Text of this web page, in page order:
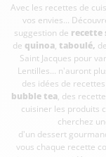
Avec les recettes de
vos envies...
suggestion de recette
de quinoa, taboulé, de
Saint Jacques pour
Lentilles... n'auront
des idées de
bubble tea, des
cuisiner les produits
cherchez
d'un dessert
vous chaque recette